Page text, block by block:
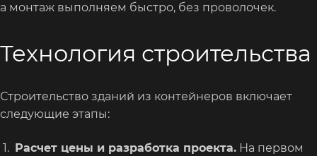
а монтаж выполняем быстро, без проволочек.
Технология строительства
Строительство зданий из контейнеров включает
следующие этапы:
Расчет цены и разработка проекта. На первом